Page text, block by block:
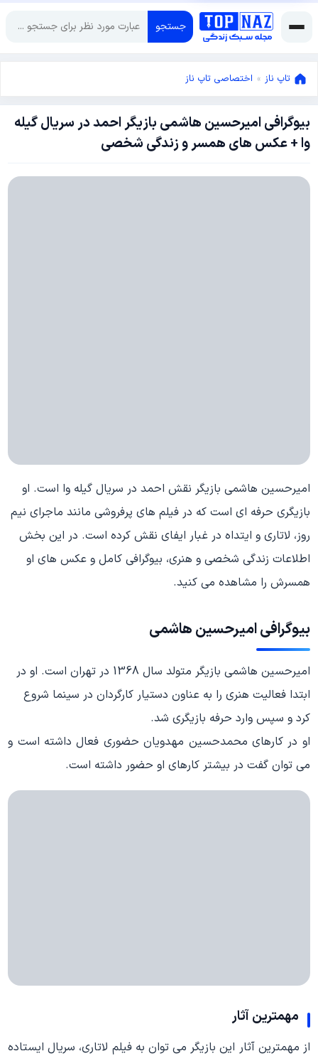
جستجو
تاپ ناز » اختصاصی تاپ ناز
بیوگرافی امیرحسین هاشمی بازیگر احمد در سریال گیله
وا + عکس های همسر و زندگی شخصی
نوامبر
2,
امیرحسین هاشمی بازیگر نقش احمد در سریال گیله وا است. او
بازیگری حرفه ای است که در فیلم های پرفروشی مانند ماجرای نیم
روز، لاتاری و ایتداه در غبار ایفای نقش کرده است. در این بخش
اطلاعات زندگی شخصی و هنری، بیوگرافی کامل و عکس های او
همسرش را مشاهده می کنید.
بیوگرافی امیرحسین هاشمی
امیرحسین هاشمی بازیگر متولد سال 1368 در تهران است. او در
ابتدا فعالیت هنری را به عناون دستیار کارگردان در سینما شروع
کرد و سپس وارد حرفه بازیگری شد.
او در کارهای محمدحسین مهدویان حضوری فعال داشته است و
می توان گفت در بیشتر کارهای او حضور داشته است.
مهمترین آثار
از مهمترین آثار این بازیگر می توان به فیلم لاتاری، سریال ایستاده